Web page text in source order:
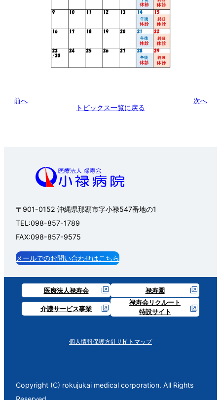
前へ
トピックス一覧に戻る
次へ
〒901-0152 沖縄県那覇市字小禄547番地の1
TEL:098-857-1789
FAX:098-857-9575
メールでのお問い合わせはこちら
医療法人禄寿会 禄寿園
介護サービス事業
禄寿会リクルート
特設サイト
個人情報保護方針サイトマップ
Copyright (C) rokujukai medical corporation. All Rights